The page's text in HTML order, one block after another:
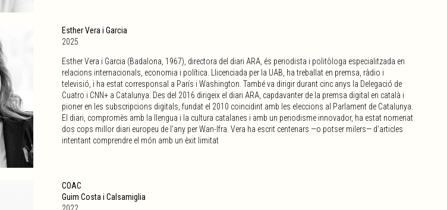
Esther Vera i Garcia
2025
Esther Vera i Garcia (Badalona, 1967), directora del diari ARA, és periodista i politòloga especialitzada en
relacions internacionals, economia i política. Llicenciada per la UAB, ha treballat en premsa, ràdio i
televisió, i ha estat corresponsal a París i Washington. També va dirigir durant cinc anys la Delegació de
Cuatro i CNN+ a Catalunya. Des del 2016 dirigeix el diari ARA, capdavanter de la premsa digital en català i
pioner en les subscripcions digitals, fundat el 2010 coincidint amb les eleccions al Parlament de Catalunya.
El diari, compromès amb la llengua i la cultura catalanes i amb un periodisme innovador, ha estat nomenat
dos cops millor diari europeu de l’any per Wan-Ifra. Vera ha escrit centenars —o potser milers— d’articles
intentant comprendre el món amb un èxit limitat
COAC
Guim Costa i Calsamiglia
2022